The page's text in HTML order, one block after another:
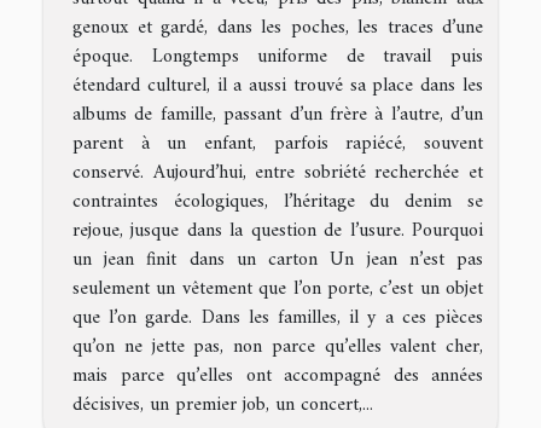
genoux et gardé, dans les poches, les traces d’une
époque. Longtemps uniforme de travail puis
étendard culturel, il a aussi trouvé sa place dans les
albums de famille, passant d’un frère à l’autre, d’un
parent à un enfant, parfois rapiécé, souvent
conservé. Aujourd’hui, entre sobriété recherchée et
contraintes écologiques, l’héritage du denim se
rejoue, jusque dans la question de l’usure. Pourquoi
un jean finit dans un carton Un jean n’est pas
seulement un vêtement que l’on porte, c’est un objet
que l’on garde. Dans les familles, il y a ces pièces
qu’on ne jette pas, non parce qu’elles valent cher,
mais parce qu’elles ont accompagné des années
décisives, un premier job, un concert,...